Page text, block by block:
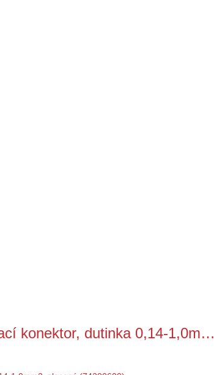
konektor, dutinka 0,14-1,0m…